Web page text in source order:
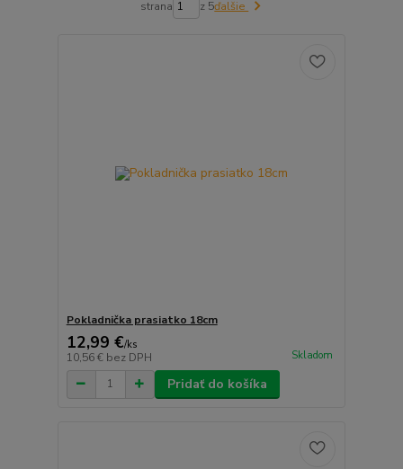
strana z 5ďalšie
Pokladnička prasiatko 18cm
12,99 €/ks
10,56 € bez DPH Skladom
Pridať do košíka